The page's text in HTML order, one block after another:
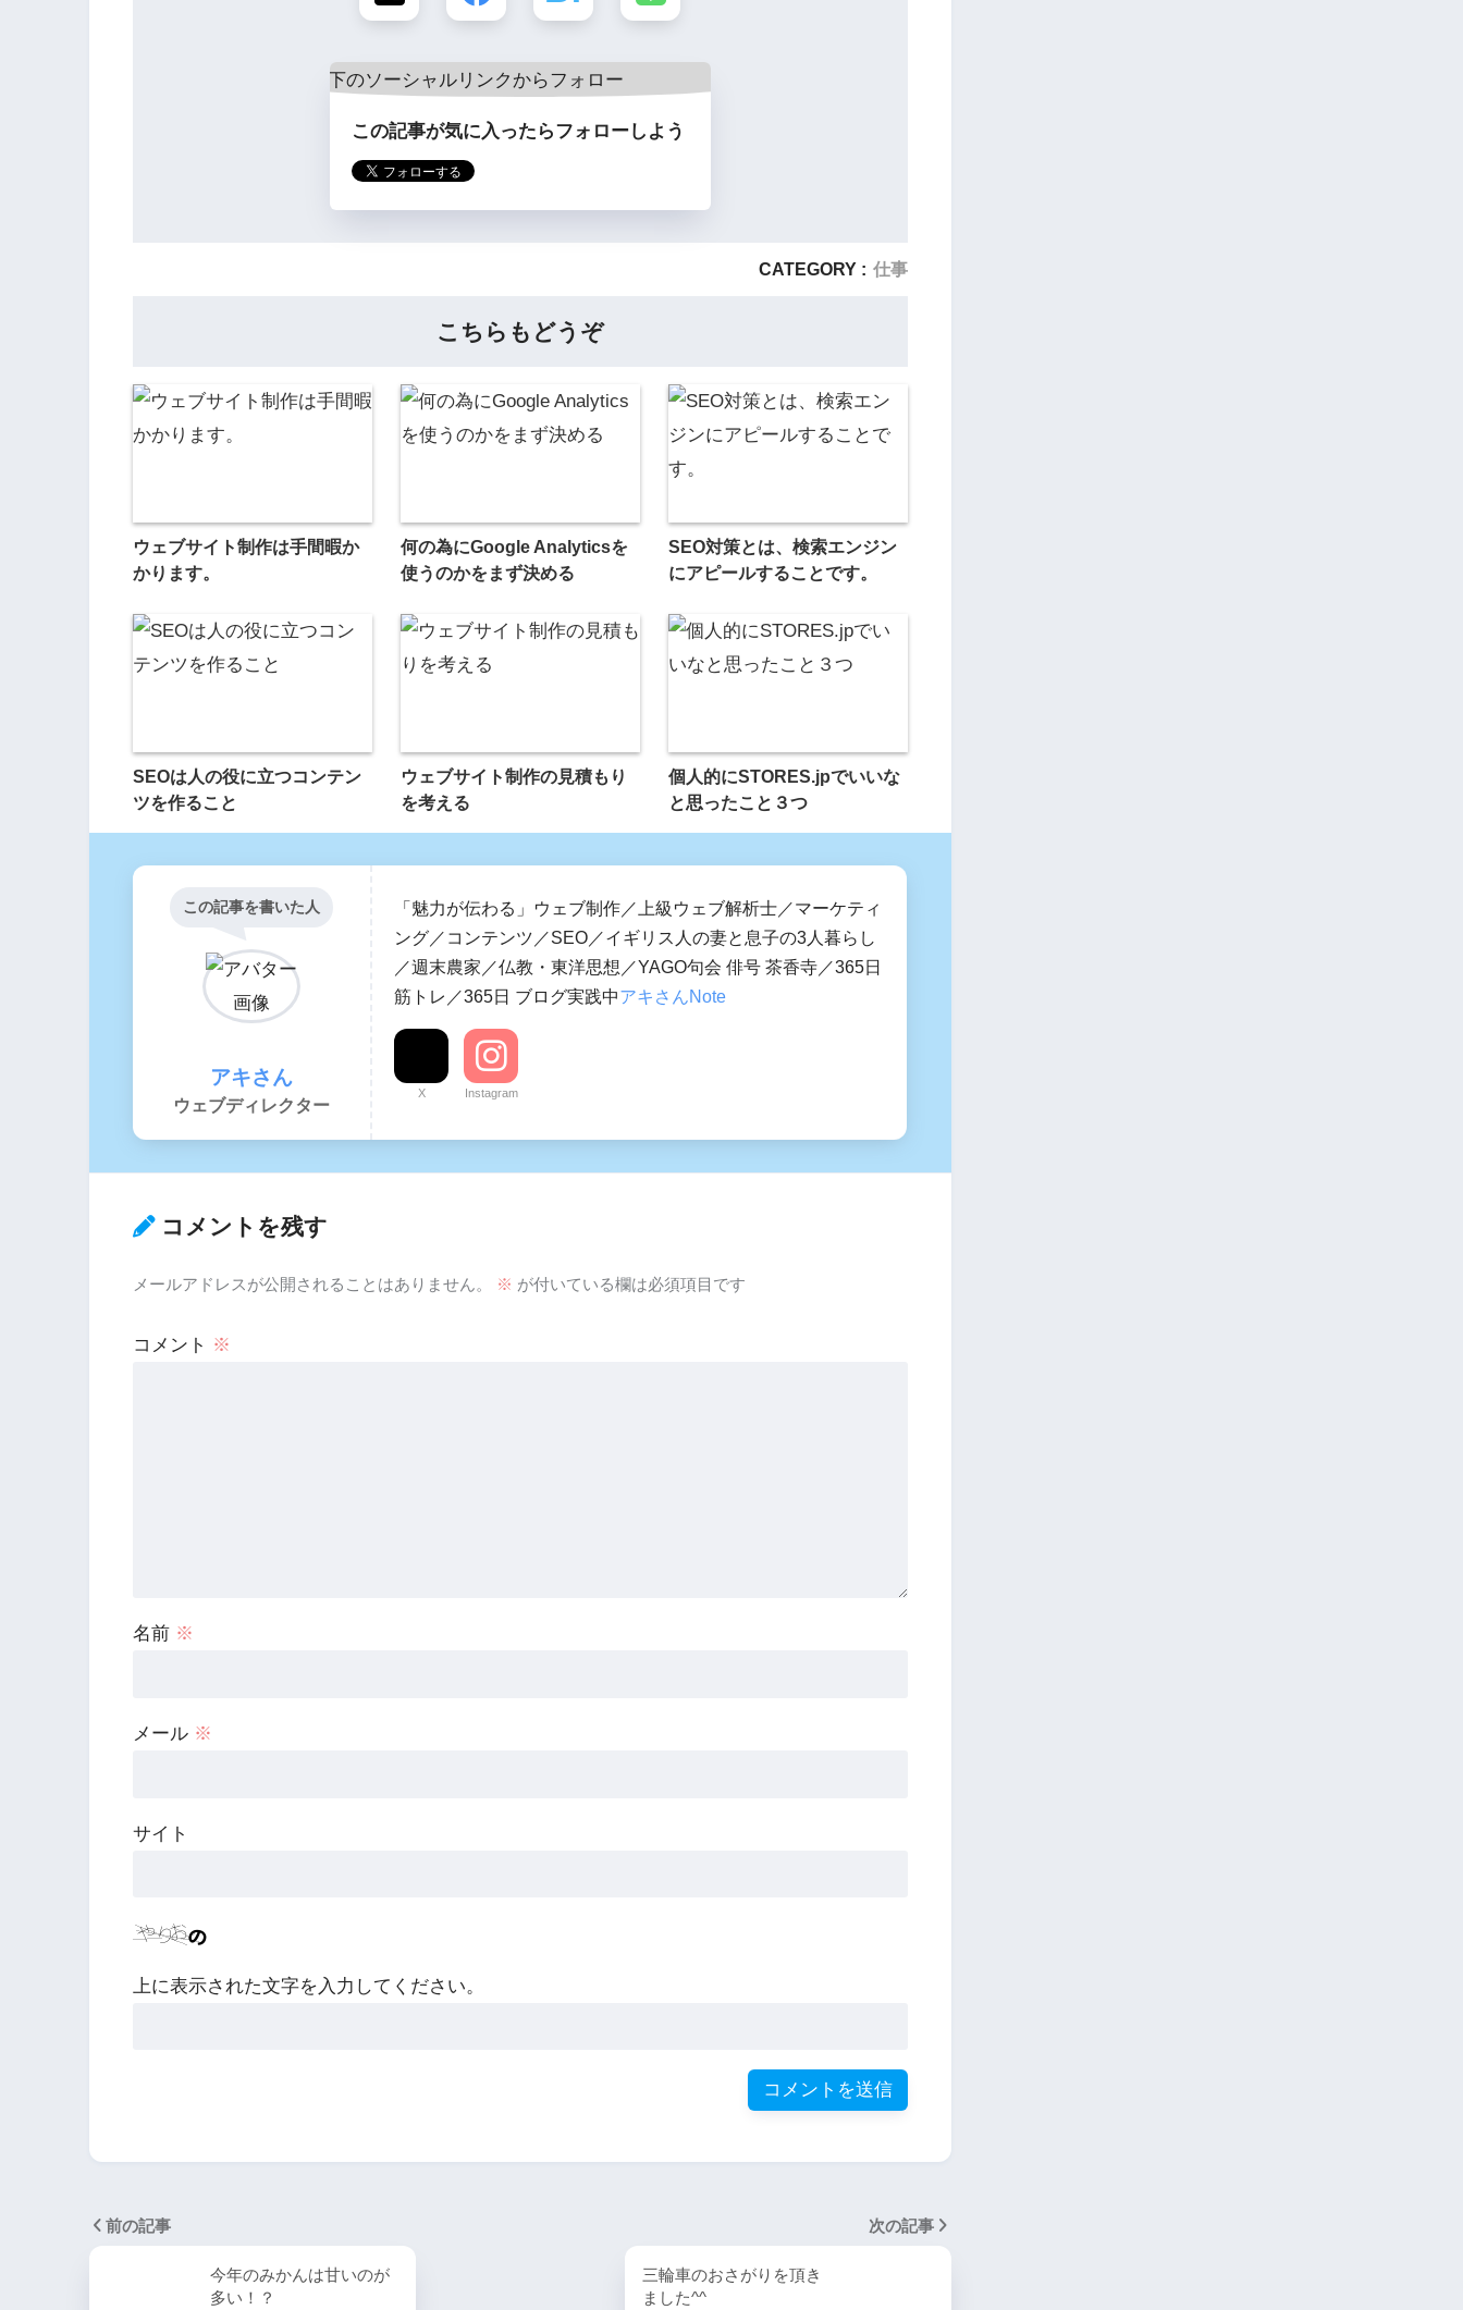
この記事が気に入ったらフォローしよう
CATEGORY : 仕事
こちらもどうぞ
ウェブサイト制作は手間暇か
かります。
何の為にGoogle Analyticsを
使うのかをまず決める
SEO対策とは、検索エンジン
にアピールすることです。
SEOは人の役に立つコンテン
ツを作ること
ウェブサイト制作の見積もり
を考える
個人的にSTORES.jpでいいな
と思ったこと３つ
この記事を書いた人
アキさん
ウェブディレクター
「魅力が伝わる」ウェブ制作／上級ウェブ解析士／マーケティ
ング／コンテンツ／SEO／イギリス人の妻と息子の3人暮らし
／週末農家／仏教・東洋思想／YAGO句会 俳号 茶香寺／365日
筋トレ／365日 ブログ実践中アキさんNote
X Instagram
コメントを残す
メールアドレスが公開されることはありません。 ※ が付いている欄は必須項目です
コメント ※
名前 ※
メール ※
サイト
上に表示された文字を入力してください。
前の記事
今年のみかんは甘いのが
多い！？
次の記事
三輪車のおさがりを頂き
ました^^